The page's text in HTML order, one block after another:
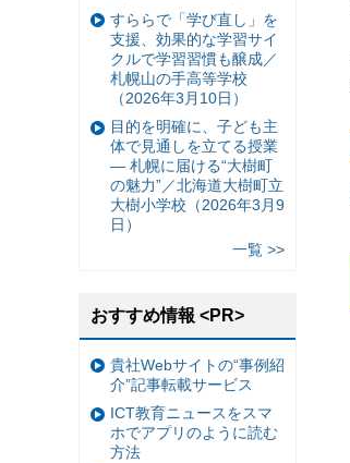
すららで「学び直し」を
支援、効果的な学習サイ
クルで学習習慣も醸成／
札幌山の手高等学校
（2026年3月10日）
目的を明確に、子ども主
体で見通しを立てる授業
— 札幌に届ける“大樹町
の魅力”／北海道大樹町立
大樹小学校（2026年3月9
日）
一覧 >>
おすすめ情報 <PR>
貴社Webサイトの“事例紹
介”記事転載サービス
ICT教育ニュースをスマ
ホでアプリのように読む
方法